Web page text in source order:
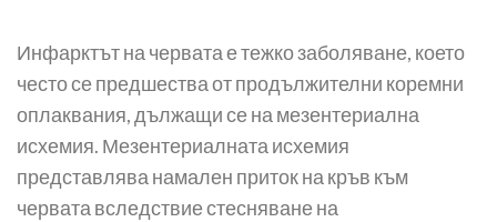
Инфарктът на червата е тежко заболяване, което
често се предшества от продължителни коремни
оплаквания, дължащи се на мезентериална
исхемия. Мезентериалната исхемия
представлява намален приток на кръв към
червата вследствие стесняване на